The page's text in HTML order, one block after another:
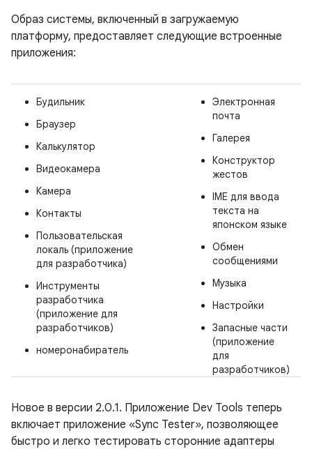
Образ системы, включенный в загружаемую
платформу, предоставляет следующие встроенные
приложения:
Будильник
Браузер
Калькулятор
Видеокамера
Камера
Контакты
Пользовательская
локаль (приложение
для разработчика)
Инструменты
разработчика
(приложение для
разработчиков)
номеронабиратель
Электронная
почта
Галерея
Конструктор
жестов
IME для ввода
текста на
японском языке
Обмен
сообщениями
Музыка
Настройки
Запасные части
(приложение
для
разработчиков)
Новое в версии 2.0.1. Приложение Dev Tools теперь
включает приложение «Sync Tester», позволяющее
быстро и легко тестировать сторонние адаптеры